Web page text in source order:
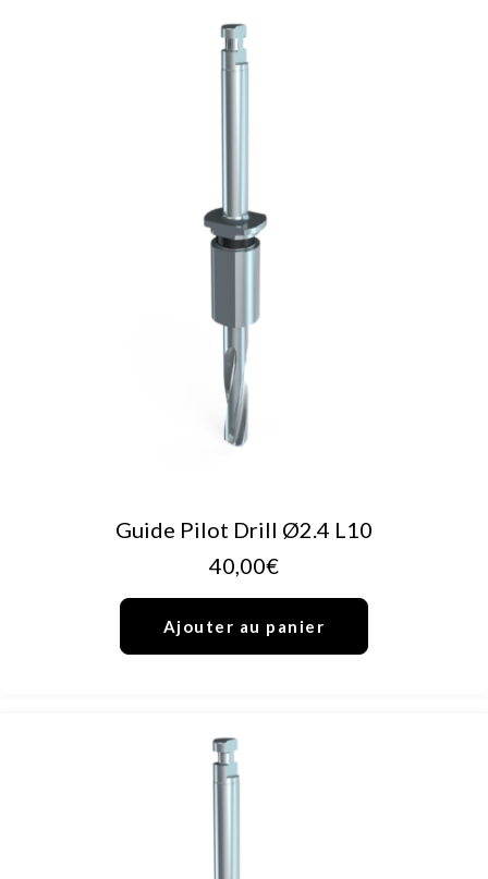
AJOUTER AU PANIER
Guide Pilot Drill Ø2.4 L10
40,00€
Ajouter au panier